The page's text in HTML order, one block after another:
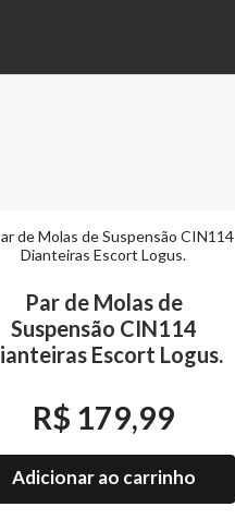
Par de Molas de
Suspensão CIN114
Escort Logus.
R$ 179,99
Adicionar ao carrinho